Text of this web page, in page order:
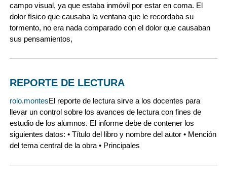
campo visual, ya que estaba inmóvil por estar en coma. El
dolor físico que causaba la ventana que le recordaba su
tormento, no era nada comparado con el dolor que causaban
sus pensamientos,
REPORTE DE LECTURA
rolo.montesEl reporte de lectura sirve a los docentes para
llevar un control sobre los avances de lectura con fines de
estudio de los alumnos. El informe debe de contener los
siguientes datos: • Título del libro y nombre del autor • Mención
del tema central de la obra • Principales